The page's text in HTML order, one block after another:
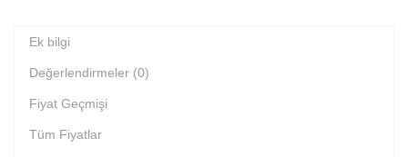
Ek bilgi
Değerlendirmeler (0)
Fiyat Geçmişi
Tüm Fiyatlar